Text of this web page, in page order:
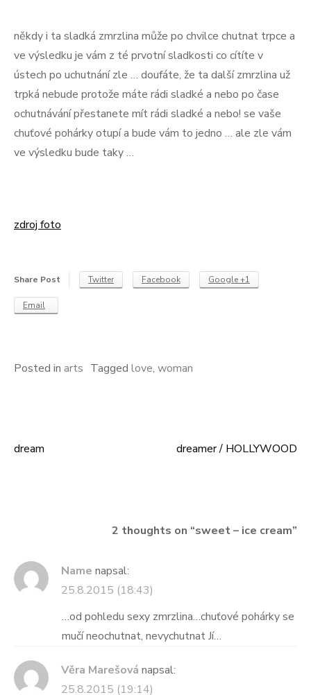
někdy i ta sladká zmrzlina může po chvilce chutnat trpce a
ve výsledku je vám z té prvotní sladkosti co cítíte v
ústech po uchutnání zle … doufáte, že ta další zmrzlina už
trpká nebude protože máte rádi sladké a nebo po čase
ochutnávání přestanete mít rádi sladké a nebo! se vaše
chuťové pohárky otupí a bude vám to jedno … ale zle vám
ve výsledku bude taky …
zdroj foto
Share Post Twitter Facebook Google +1
Email
Posted in arts Tagged love, woman
Navigace
dream dreamer / HOLLYWOOD
2 thoughts on “sweet – ice cream”
Name napsal:
25.8.2015 (18:43)
…od pohledu sexy zmrzlina…chuťové pohárky se
mučí neochutnat, nevychutnat Jí…
Věra Marešová napsal:
25.8.2015 (19:14)